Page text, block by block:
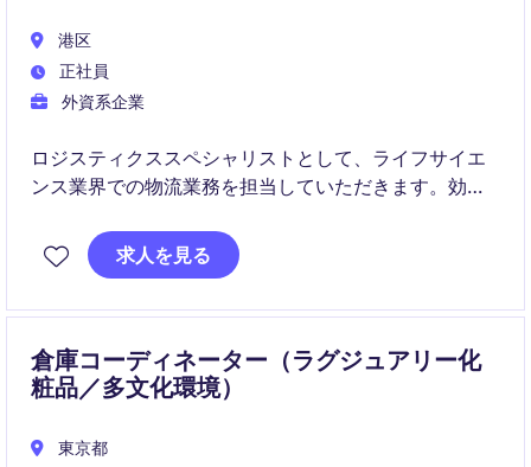
港区
正社員
外資系企業
ロジスティクススペシャリストとして、ライフサイエ
ンス業界での物流業務を担当していただきます。効率
を目指します。求人を見る
倉庫コーディネーター（ラグジュアリー化
粧品／多文化環境）
東京都